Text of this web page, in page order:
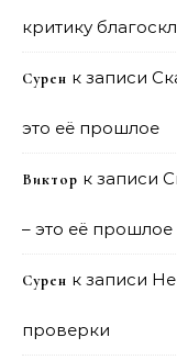
критику
Сурен к записи
это её прошлое
Виктор к записи
– это её прошлое
Сурен к записи Не
проверки